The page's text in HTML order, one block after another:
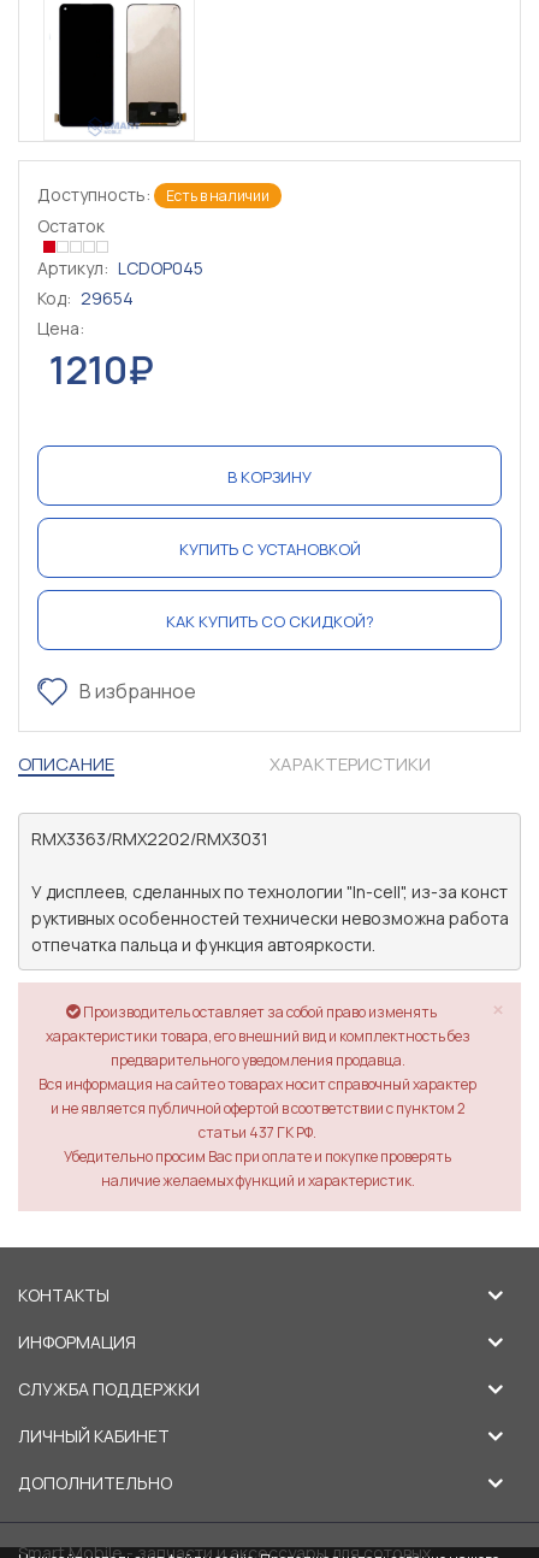
Доступность: Есть в наличии
Остаток
Артикул: LCDOP045
Код: 29654
Цена:
1210₽
В КОРЗИНУ
КУПИТЬ С УСТАНОВКОЙ
КАК КУПИТЬ СО СКИДКОЙ?
В избранное
ОПИСАНИЕ ХАРАКТЕРИСТИКИ
RMX3363/RMX2202/RMX3031
У дисплеев, сделанных по технологии "In-cell", из-за конст
руктивных особенностей технически невозможна работа
×
Производитель оставляет за собой право изменять
характеристики товара, его внешний вид и комплектность без
предварительного уведомления продавца.
Вся информация на сайте о товарах носит справочный характер
и не является публичной офертой в соответствии с пунктом 2
статьи 437 ГК РФ.
Убедительно просим Вас при оплате и покупке проверять
наличие желаемых функций и характеристик.
КОНТАКТЫ
ИНФОРМАЦИЯ
СЛУЖБА ПОДДЕРЖКИ
ЛИЧНЫЙ КАБИНЕТ
ДОПОЛНИТЕЛЬНО
Smart Mobile - запчасти и аксессуары для сотовых